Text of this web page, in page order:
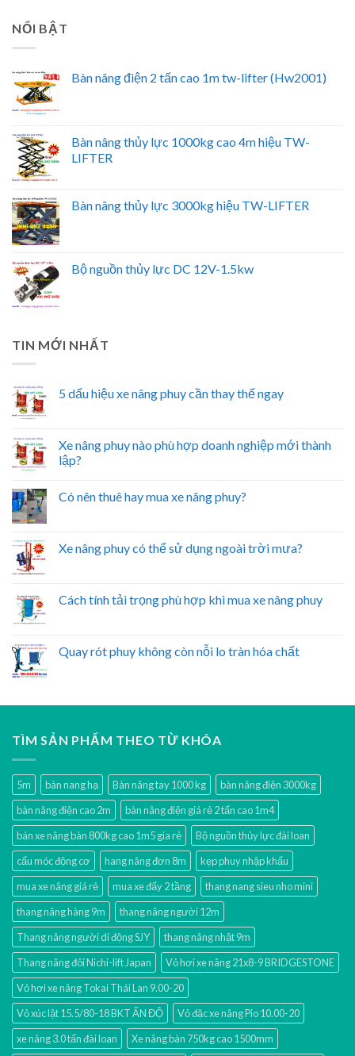
NỔI BẬT
Bàn nâng điện 2 tấn cao 1m tw-lifter (Hw2001)
Bàn nâng thủy lực 1000kg cao 4m hiệu TW-
LIFTER
Bàn nâng thủy lực 3000kg hiệu TW-LIFTER
Bộ nguồn thủy lực DC 12V-1.5kw
TIN MỚI NHẤT
5 dấu hiệu xe nâng phuy cần thay thế ngay
Xe nâng phuy nào phù hợp doanh nghiệp mới thành
lập?
Có nên thuê hay mua xe nâng phuy?
Xe nâng phuy có thể sử dụng ngoài trời mưa?
Cách tính tải trọng phù hợp khi mua xe nâng phuy
Quay rót phuy không còn nỗi lo tràn hóa chất
TÌM SẢN PHẨM THEO TỪ KHÓA
5m bàn nang hạ Bàn nâng tay 1000 kg
bàn nâng điện 3000kg
bàn nâng điện cao 2m
bàn nâng điện giá rẻ 2 tấn cao 1m4
bán xe nâng bàn 800kg cao 1m5 gía rẻ
Bộ nguồn thủy lực đài loan
cẩu móc động cơ
hang nâng đơn 8m
kẹp phuy nhập khẩu
mua xe nâng giá rẻ
mua xe đẩy 2 tầng
thang nang sieu nho mini
thang nâng hàng 9m
thang nâng người 12m
Thang nâng người di động SJY
thang nâng nhật 9m
Thang nâng đôi Nichi-lift Japan
Vỏ hơi xe nâng 21x8-9 BRIDGESTONE
Vỏ hơi xe nâng Tokai Thái Lan 9.00-20
Vỏ xúc lật 15.5/80-18 BKT ẤN ĐỘ
Vỏ đặc xe nâng Pio 10.00-20
xe nâng 3.0 tấn đài loan
Xe nâng bàn 750kg cao 1500mm